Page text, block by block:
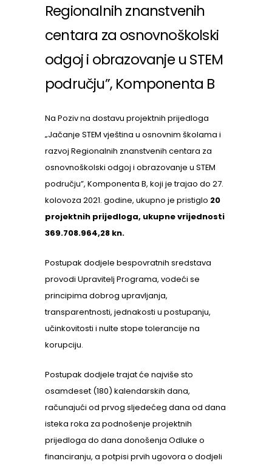
Regionalnih znanstvenih
centara za osnovnoškolski
odgoj i obrazovanje u STEM
području”, Komponenta B
Na Poziv na dostavu projektnih prijedloga
„Jačanje STEM vještina u osnovnim školama i
razvoj Regionalnih znanstvenih centara za
osnovnoškolski odgoj i obrazovanje u STEM
području”, Komponenta B, koji je trajao do 27.
kolovoza 2021. godine, ukupno je pristiglo 20
projektnih prijedloga, ukupne vrijednosti
369.708.964,28 kn.
Postupak dodjele bespovratnih sredstava
provodi Upravitelj Programa, vodeći se
principima dobrog upravljanja,
transparentnosti, jednakosti u postupanju,
učinkovitosti i nulte stope tolerancije na
korupciju.
Postupak dodjele trajat će najviše sto
osamdeset (180) kalendarskih dana,
računajući od prvog sljedećeg dana od dana
isteka roka za podnošenje projektnih
prijedloga do dana donošenja Odluke o
financiranju, a potpisi prvih ugovora o dodjeli